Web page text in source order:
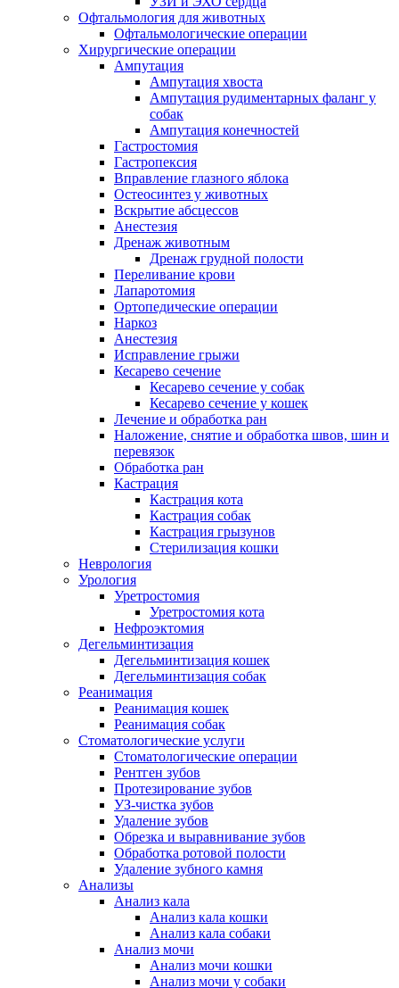
Офтальмология для животных
Офтальмологические операции
Хирургические операции
Ампутация
Ампутация хвоста
Ампутация рудиментарных фаланг у
собак
Ампутация конечностей
Гастростомия
Гастропексия
Вправление глазного яблока
Остеосинтез у животных
Вскрытие абсцессов
Анестезия
Дренаж животным
Дренаж грудной полости
Переливание крови
Лапаротомия
Ортопедические операции
Наркоз
Анестезия
Исправление грыжи
Кесарево сечение
Кесарево сечение у собак
Кесарево сечение у кошек
Лечение и обработка ран
Наложение, снятие и обработка швов, шин и
перевязок
Обработка ран
Кастрация
Кастрация кота
Кастрация собак
Кастрация грызунов
Стерилизация кошки
Неврология
Урология
Уретростомия
Уретростомия кота
Нефроэктомия
Дегельминтизация
Дегельминтизация кошек
Дегельминтизация собак
Реанимация
Реанимация кошек
Реанимация собак
Стоматологические услуги
Стоматологические операции
Рентген зубов
Протезирование зубов
УЗ-чистка зубов
Удаление зубов
Обрезка и выравнивание зубов
Обработка ротовой полости
Удаление зубного камня
Анализы
Анализ кала
Анализ кала кошки
Анализ кала собаки
Анализ мочи
Анализ мочи кошки
Анализ мочи у собаки